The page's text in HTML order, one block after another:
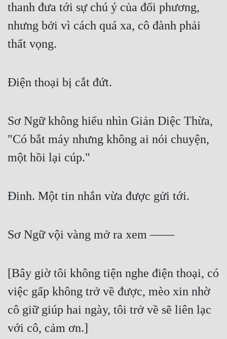
thanh đưa tới sự chú ý của đối phương,
nhưng bởi vì cách quá xa, cô đành phải
thất vọng.
Điện thoại bị cắt đứt.
Sơ Ngữ không hiểu nhìn Giản Diệc Thừa,
"Có bắt máy nhưng không ai nói chuyện,
một hồi lại cúp."
Đinh. Một tin nhắn vừa được gửi tới.
Sơ Ngữ vội vàng mở ra xem ——
[Bây giờ tôi không tiện nghe điện thoại, có
việc gấp không trở về được, mèo xin nhờ
cô giữ giúp hai ngày, tôi trở về sẽ liên lạc
với cô, cảm ơn.]